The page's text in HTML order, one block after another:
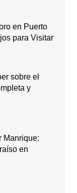
en Puerto
para Visitar
sobre el
y
Manrique:
en